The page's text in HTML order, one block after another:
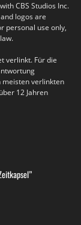
CBS Studios Inc.
logos are
personal use only,
verlinkt. Für die
meisten verlinkten
12 Jahren